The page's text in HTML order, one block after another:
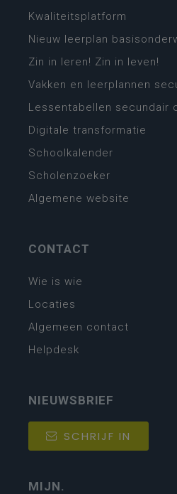
Kwaliteitsplatform
Nieuw leerplan
Zin in leren! Zin in leven!
Vakken en leerplannen
Lessentabellen secundair
Digitale transformatie
Schoolkalender
Scholenzoeker
Algemene website
CONTACT
Wie is wie
Locaties
Algemeen contact
Helpdesk
NIEUWSBRIEF
SCHRIJF IN
MIJN.